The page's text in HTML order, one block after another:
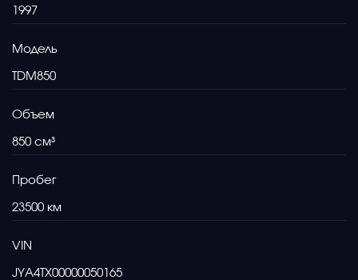
1997
Модель
TDM850
Объем
850
Пробег
23500
VIN
JYA4TX00000050165